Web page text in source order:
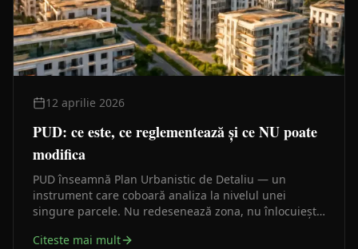
12 aprilie 2026
PUD: ce este, ce reglementează și ce NU poate
modifica
PUD înseamnă Plan Urbanistic de Detaliu — un
instrument care coboară analiza la nivelul unei
singure parcele. Nu redesenează zona, nu înlocuiește
superior.
Citeste mai mult